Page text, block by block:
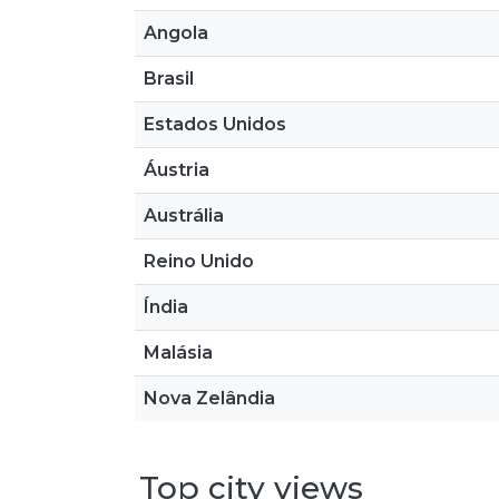
Angola
Brasil
Estados Unidos
Áustria
Austrália
Reino Unido
Índia
Malásia
Nova Zelândia
Top city views